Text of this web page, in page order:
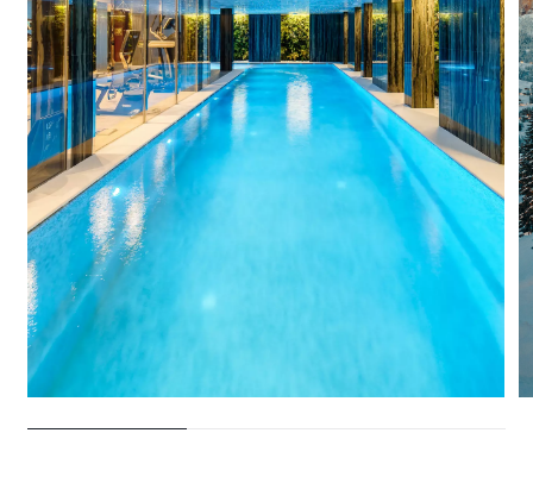
28 VILLEN ZU VERMIETEN